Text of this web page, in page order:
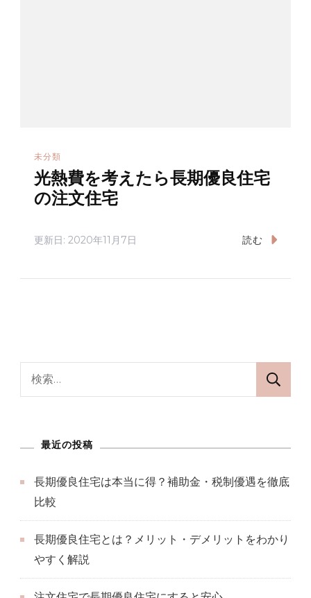
未分類
光熱費を考えたら長期優良住宅
の注文住宅
更新日: 2020年11月7日 読む
最近の投稿
長期優良住宅は本当に得？補助金・税制優遇を徹底
比較
長期優良住宅とは？メリット・デメリットをわかり
やすく解説